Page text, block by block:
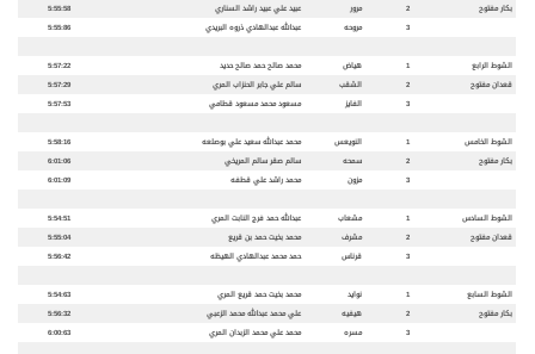
بكار مفتوح
2 مرور عبيد علي عبيد راشد السناري
5:55:58
3
مروحه عبدالله عبدالهادي ذروه البريدي 5:55:86
الشوط الرابع 1 هياض محمد صالح حمد صالح حديد
5:57:22
قعدان مفتوح
2 الشقب سالم علي جابر الحنزاب المري
5:57:29
3
الفايز مسعود محمد مسعود قطامي 5:57:53
الشوط الخامس 1 النويعس محمد عبدالله سعيد علي بوصلعه
5:58:16
بكار مفتوح
2 سمحه سالم صقر سالم المريخي
6:01:06
3
مزون محمد راشد علي قطفه 6:01:09
الشوط السادس 1 مشعاب عبدالله حمد فرج النابت المري
5:54:51
قعدان مفتوح
2 مشرف محمد بخيت حمد بن قريع
5:55:04
3
قرناس حمد محمد عبدالهادي الهيظه 5:56:42
الشوط السابع 1 نوايد محمد بخيت حمد قريع المري
5:54:63
بكار مفتوح
2 هيفيه علي محمد عبدالله محمد الزعبي
5:56:32
3
مسره محمد علي محمد الزبدان المري 6:00:63